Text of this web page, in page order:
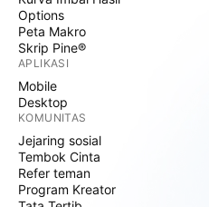
Options
Peta Makro
Skrip Pine®
APLIKASI
Mobile
Desktop
KOMUNITAS
Jejaring sosial
Tembok Cinta
Refer teman
Program Kreator